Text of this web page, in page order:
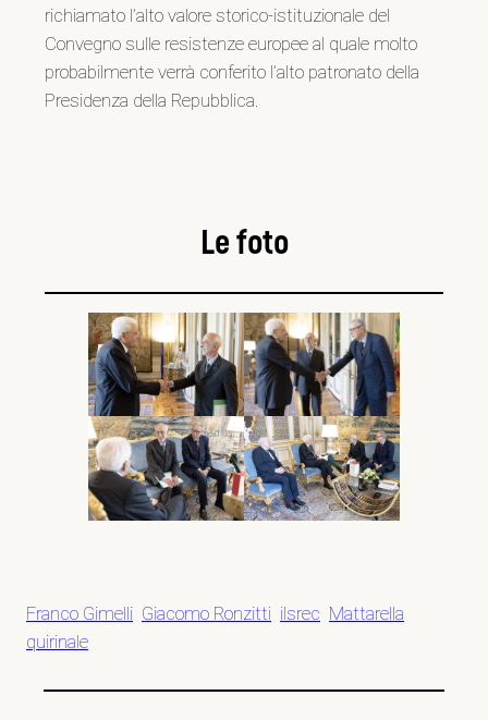
richiamato l’alto valore storico-istituzionale del
Convegno sulle resistenze europee al quale molto
probabilmente verrà conferito l’alto patronato della
Presidenza della Repubblica.
Le foto
Franco Gimelli Giacomo Ronzitti ilsrec Mattarella
quirinale